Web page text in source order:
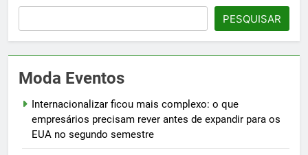
PESQUISAR
Moda Eventos
Internacionalizar ficou mais complexo: o que
empresários precisam rever antes de expandir para os
EUA no segundo semestre